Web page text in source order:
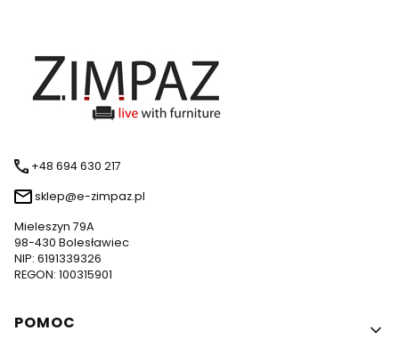
+48 694 630 217
sklep@e-zimpaz.pl
Mieleszyn 79A
98-430 Bolesławiec
NIP: 6191339326
REGON: 100315901
Linki w stopce
POMOC